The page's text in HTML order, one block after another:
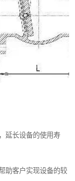
延长设备的使用寿
助客户实现设备的较